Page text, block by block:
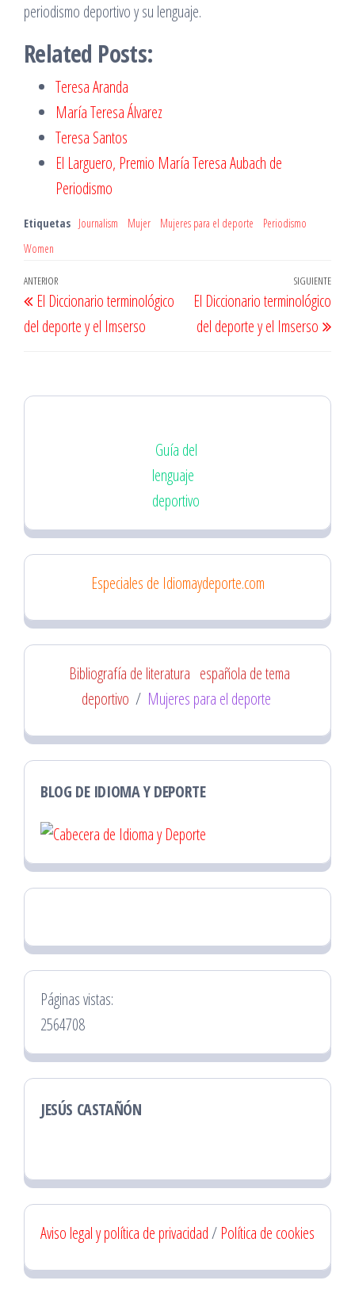
periodismo deportivo y su lenguaje.
Related Posts:
Teresa Aranda
María Teresa Álvarez
Teresa Santos
El Larguero, Premio María Teresa Aubach de
Periodismo
Etiquetas Journalism Mujer Mujeres para el deporte
Periodismo
Women
Navegación
de
entradas
Entrada
anterior
ANTERIOR
El Diccionario terminológico
del deporte y el Imserso
SIGUIENTE
El Diccionario terminológico
del deporte y el Imserso
Guía del
lenguaje
deportivo
Especiales de Idiomaydeporte.com
Bibliografía de literatura española de tema
deportivo / Mujeres para el deporte
BLOG DE IDIOMA Y DEPORTE
Páginas vistas:
2564708
JESÚS CASTAÑÓN
Aviso legal y política de privacidad/ Política de cookies